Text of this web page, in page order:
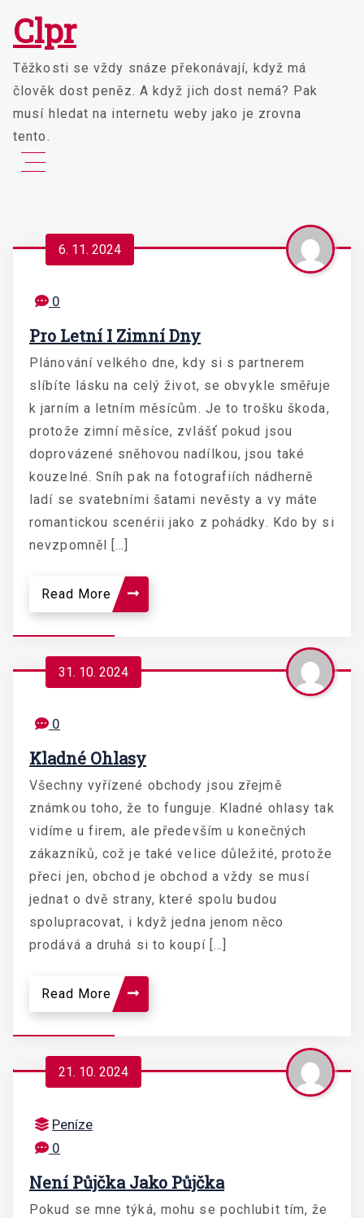
Clpr
Těžkosti se vždy snáze překonávají, když má
člověk dost peněz. A když jich dost nemá? Pak
musí hledat na internetu weby jako je zrovna
tento.
6. 11. 2024
0
Pro Letní I Zimní Dny
Plánování velkého dne, kdy si s partnerem
slíbíte lásku na celý život, se obvykle směřuje
k jarním a letním měsícům. Je to trošku škoda,
protože zimní měsíce, zvlášť pokud jsou
doprovázené sněhovou nadílkou, jsou také
kouzelné. Sníh pak na fotografiích nádherně
ladí se svatebními šatami nevěsty a vy máte
romantickou scenérii jako z pohádky. Kdo by si
nevzpomněl […]
Read More
31. 10. 2024
0
Kladné Ohlasy
Všechny vyřízené obchody jsou zřejmě
známkou toho, že to funguje. Kladné ohlasy tak
vidíme u firem, ale především u konečných
zákazníků, což je také velice důležité, protože
přeci jen, obchod je obchod a vždy se musí
jednat o dvě strany, které spolu budou
spolupracovat, i když jedna jenom něco
prodává a druhá si to koupí […]
Read More
21. 10. 2024
Peníze
0
Není Půjčka Jako Půjčka
Pokud se mne týká, mohu se pochlubit tím, že